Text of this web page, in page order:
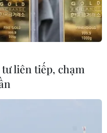
liên tiếp, chạm